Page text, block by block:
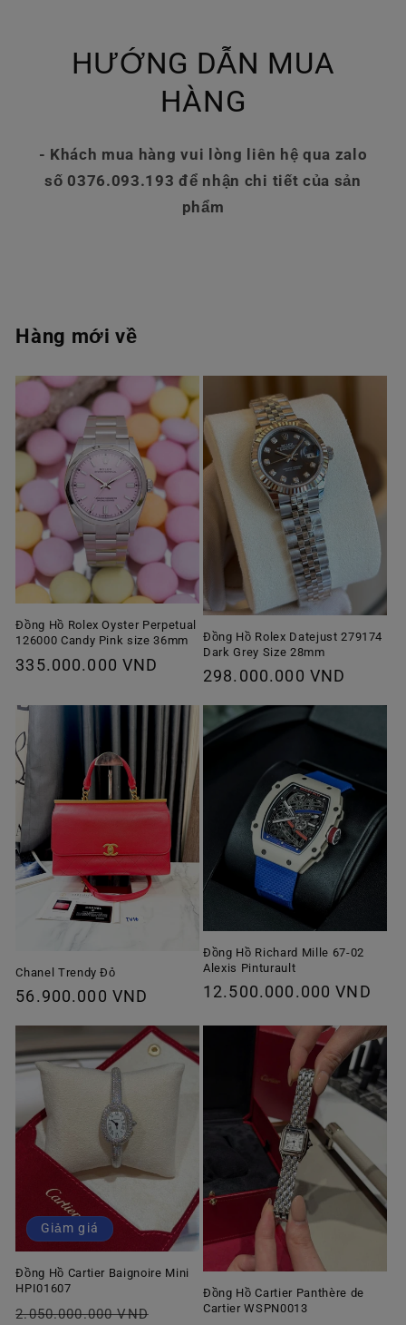
HƯỚNG DẪN MUA
HÀNG
- Khách mua hàng vui lòng liên hệ qua zalo
số 0376.093.193 để nhận chi tiết của sản
phẩm
Hàng mới về
Đồng Hồ Rolex Oyster Perpetual
126000 Candy Pink size 36mm
Giá
thường
335.000.000 VND
Đồng Hồ Rolex Datejust 279174
Dark Grey Size 28mm
Giá
thường
298.000.000 VND
Chanel Trendy Đỏ
Giá
thường
56.900.000 VND
Đồng Hồ Richard Mille 67-02
Alexis Pinturault
Giá
12.500.000.000 VND
Giảm giá
Đồng Hồ Cartier Baignoire Mini
HPI01607
Giá
2.050.000.000 VND
Đồng Hồ Cartier Panthère de
Cartier WSPN0013